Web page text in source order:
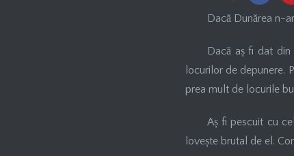
Dacă Dunărea n-
Dacă aș fi dat
locurilor de depunere.
prea mult de locurile
Aș fi pescuit cu
lovește brutal de el.